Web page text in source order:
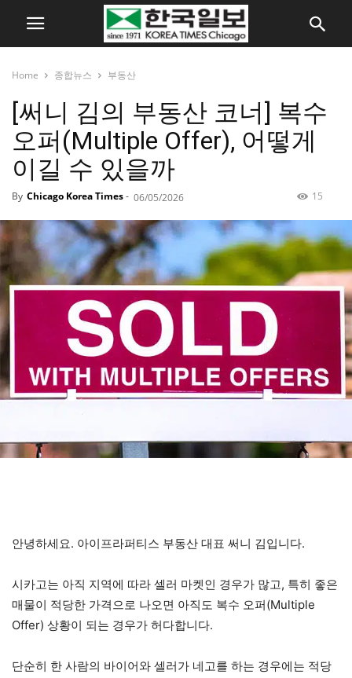
Home 종합뉴스 부동산
[써니 김의 부동산 코너] 복수
오퍼(Multiple Offer), 어떻게
이길 수 있을까
By Chicago Korea Times- 06/05/2026 15
안녕하세요. 아이프라퍼티스 부동산 대표 써니 김입니다.
시카고는 아직 지역에 따라 셀러 마켓인 경우가 많고, 특히 좋은
매물이 적당한 가격으로 나오면 아직도 복수 오퍼(Multiple
Offer) 상황이 되는 경우가 허다합니다.
단순히 한 사람의 바이어와 셀러가 네고를 하는 경우에는 적당